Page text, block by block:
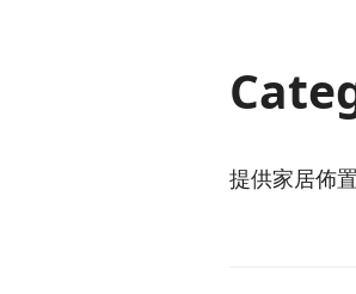
提供家居佈